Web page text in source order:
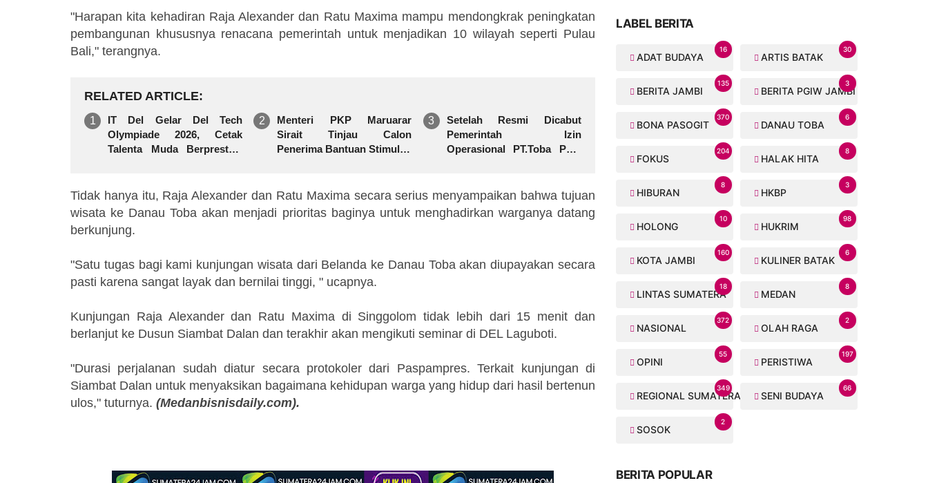
"Harapan kita kehadiran Raja Alexander dan Ratu Maxima mampu mendongkrak peningkatan
pembangunan khususnya renacana pemerintah untuk menjadikan 10 wilayah seperti Pulau
Bali," terangnya.
RELATED ARTICLE
IT Del Gelar Del Tech
Olympiade 2026, Cetak
Talenta Muda Berprestasi
Menteri PKP Maruarar
Sirait Tinjau Calon
Penerima Bantuan Stimulan
Setelah Resmi Dicabut
Pemerintah Izin
Operasional PT.Toba Pulp
Tidak hanya itu, Raja Alexander dan Ratu Maxima secara serius menyampaikan bahwa tujuan
wisata ke Danau Toba akan menjadi prioritas baginya untuk menghadirkan warganya datang
berkunjung.
"Satu tugas bagi kami kunjungan wisata dari Belanda ke Danau Toba akan diupayakan secara
pasti karena sangat layak dan bernilai tinggi, " ucapnya.
Kunjungan Raja Alexander dan Ratu Maxima di Singgolom tidak lebih dari 15 menit dan
berlanjut ke Dusun Siambat Dalan dan terakhir akan mengikuti seminar di DEL Laguboti.
"Durasi perjalanan sudah diatur secara protokoler dari Paspampres. Terkait kunjungan di
Siambat Dalan untuk menyaksikan bagaimana kehidupan warga yang hidup dari hasil bertenun
ulos," tuturnya. (Medanbisnisdaily.com).
LABEL BERITA
ADAT BUDAYA
16
ARTIS BATAK
30
BERITA JAMBI
135
BERITA PGIW JAMBI
3
BONA PASOGIT
370
DANAU TOBA
6
FOKUS
204
HALAK HITA
8
HIBURAN
8
HKBP
3
HOLONG
10
HUKRIM
98
KOTA JAMBI
160
KULINER BATAK
6
LINTAS SUMATERA
18
MEDAN
8
NASIONAL
372
OLAH RAGA
2
OPINI
55
PERISTIWA
197
REGIONAL SUMATERA
349
SENI BUDAYA
66
SOSOK
2
BERITA POPULAR